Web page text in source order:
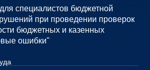
специалистов бюджетной
при проведении проверок
бюджетных и казенных
ошибки"